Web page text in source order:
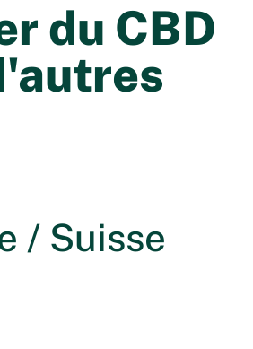
du CBD
/ Suisse